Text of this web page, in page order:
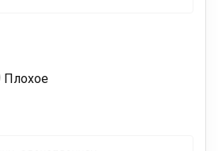
Плохое